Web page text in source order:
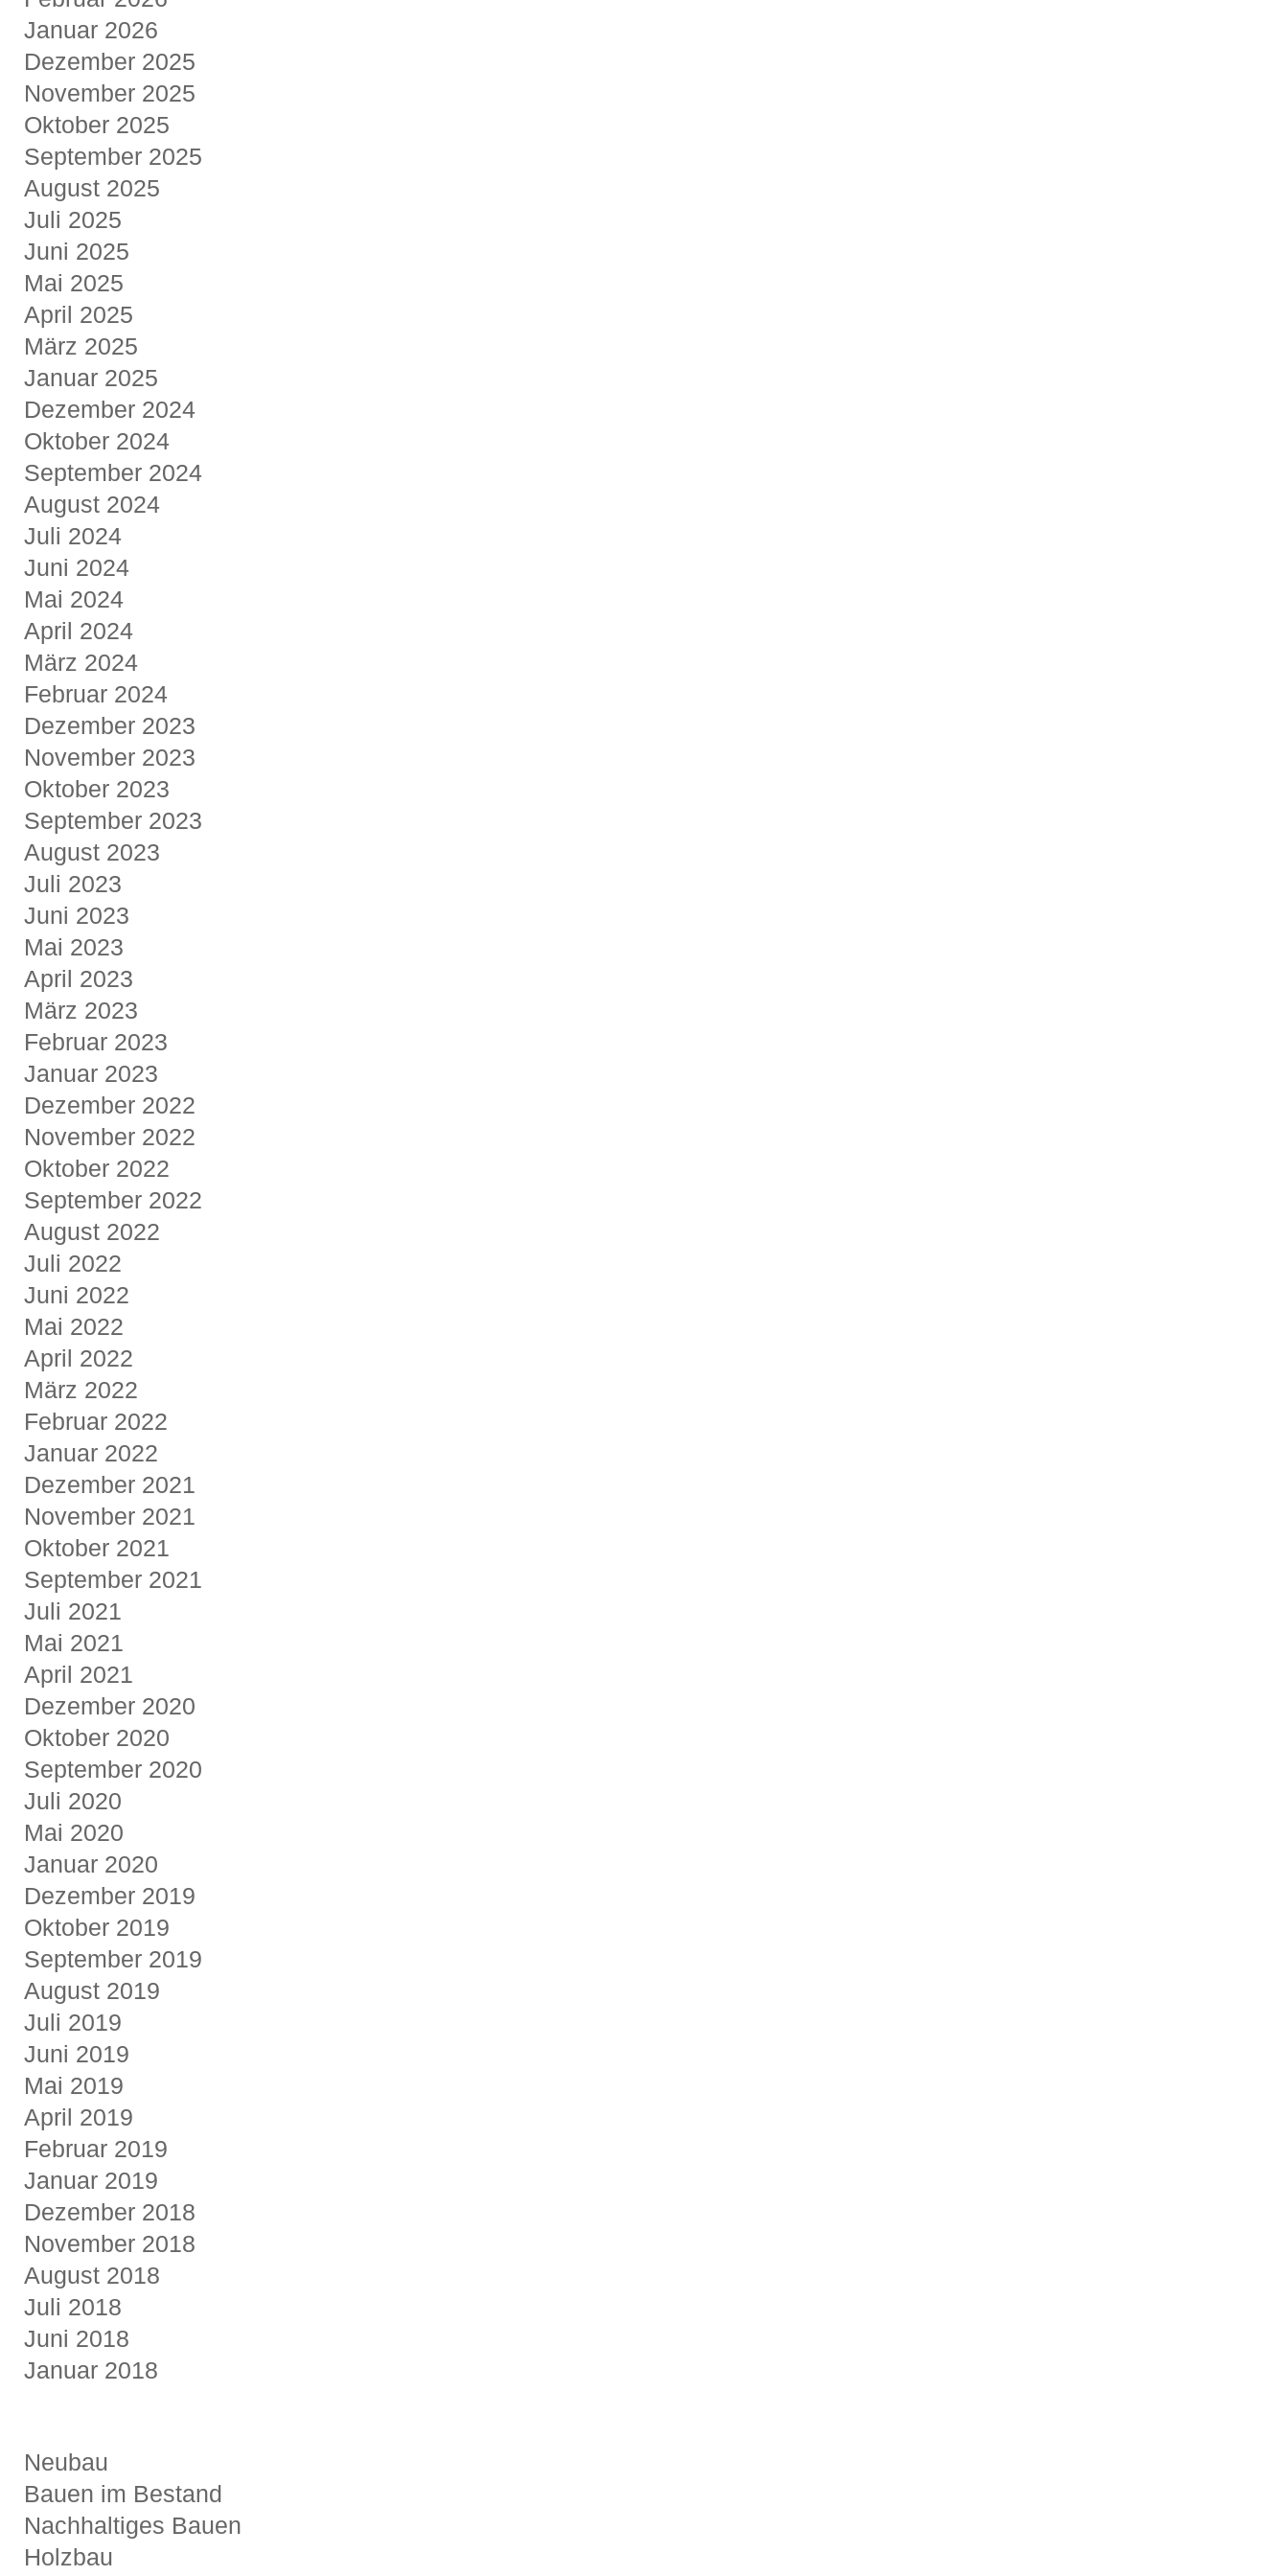
Januar 2026
Dezember 2025
November 2025
Oktober 2025
September 2025
August 2025
Juli 2025
Juni 2025
Mai 2025
April 2025
März 2025
Januar 2025
Dezember 2024
Oktober 2024
September 2024
August 2024
Juli 2024
Juni 2024
Mai 2024
April 2024
März 2024
Februar 2024
Dezember 2023
November 2023
Oktober 2023
September 2023
August 2023
Juli 2023
Juni 2023
Mai 2023
April 2023
März 2023
Februar 2023
Januar 2023
Dezember 2022
November 2022
Oktober 2022
September 2022
August 2022
Juli 2022
Juni 2022
Mai 2022
April 2022
März 2022
Februar 2022
Januar 2022
Dezember 2021
November 2021
Oktober 2021
September 2021
Juli 2021
Mai 2021
April 2021
Dezember 2020
Oktober 2020
September 2020
Juli 2020
Mai 2020
Januar 2020
Dezember 2019
Oktober 2019
September 2019
August 2019
Juli 2019
Juni 2019
Mai 2019
April 2019
Februar 2019
Januar 2019
Dezember 2018
November 2018
August 2018
Juli 2018
Juni 2018
Januar 2018
Neubau
Bauen im Bestand
Nachhaltiges Bauen
Holzbau